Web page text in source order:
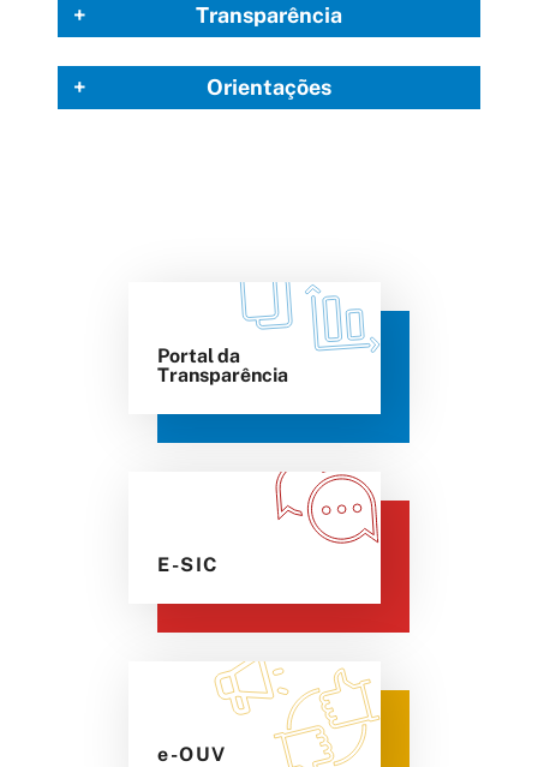
Transparência
Orientações
Portal da
Transparência
E-SIC
e-OUV